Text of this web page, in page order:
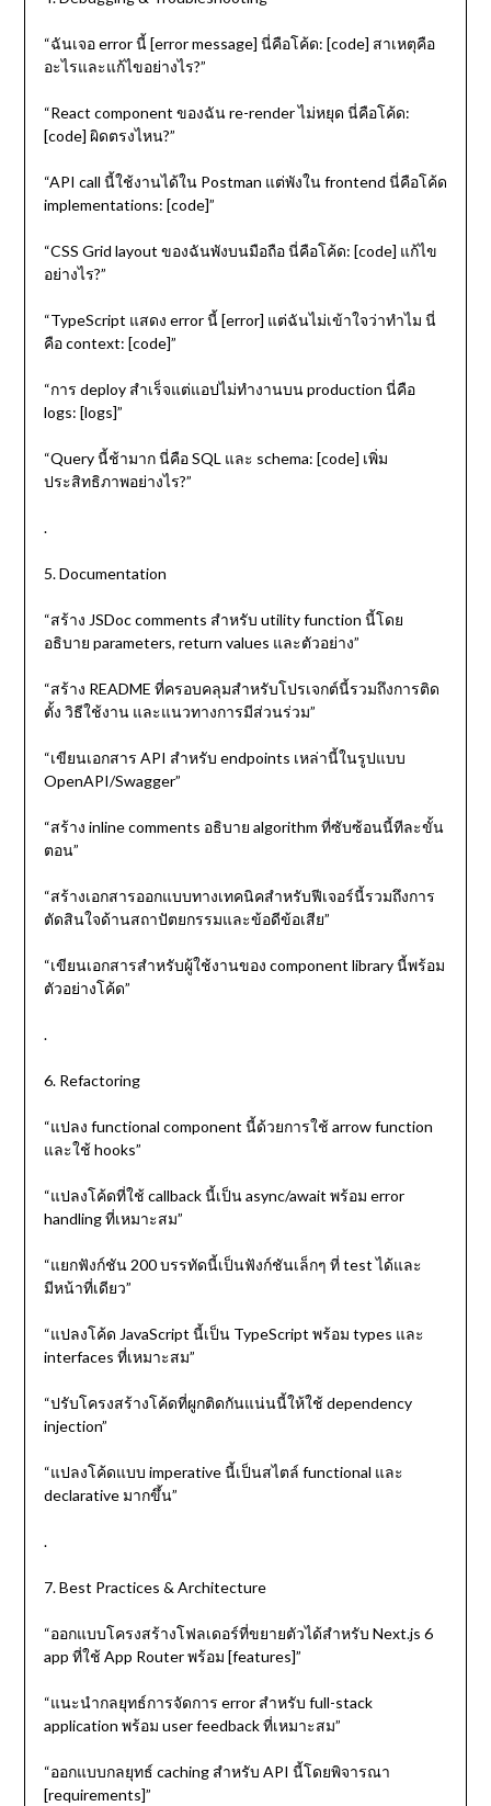
“ฉันเจอ error นี้ [error message] นี่คือโค้ด: [code] สาเหตุคือ
อะไรและแก้ไขอย่างไร?”
“React component ของฉัน re-render ไม่หยุด นี่คือโค้ด:
[code] ผิดตรงไหน?”
“API call นี้ใช้งานได้ใน Postman แต่พังใน frontend นี่คือโค้ด
implementations: [code]”
“CSS Grid layout ของฉันพังบนมือถือ นี่คือโค้ด: [code] แก้ไข
อย่างไร?”
“TypeScript แสดง error นี้ [error] แต่ฉันไม่เข้าใจว่าทำไม นี่
คือ context: [code]”
“การ deploy สำเร็จแต่แอปไม่ทำงานบน production นี่คือ
logs: [logs]”
“Query นี้ช้ามาก นี่คือ SQL และ schema: [code] เพิ่ม
ประสิทธิภาพอย่างไร?”
.
5. Documentation
“สร้าง JSDoc comments สำหรับ utility function นี้โดย
อธิบาย parameters, return values และตัวอย่าง”
“สร้าง README ที่ครอบคลุมสำหรับโปรเจกต์นี้รวมถึงการติด
ตั้ง วิธีใช้งาน และแนวทางการมีส่วนร่วม”
“เขียนเอกสาร API สำหรับ endpoints เหล่านี้ในรูปแบบ
OpenAPI/Swagger”
“สร้าง inline comments อธิบาย algorithm ที่ซับซ้อนนี้ทีละขั้น
ตอน”
“สร้างเอกสารออกแบบทางเทคนิคสำหรับฟีเจอร์นี้รวมถึงการ
ตัดสินใจด้านสถาปัตยกรรมและข้อดีข้อเสีย”
“เขียนเอกสารสำหรับผู้ใช้งานของ component library นี้พร้อม
ตัวอย่างโค้ด”
.
6. Refactoring
“แปลง functional component นี้ด้วยการใช้ arrow function
และใช้ hooks”
“แปลงโค้ดที่ใช้ callback นี้เป็น async/await พร้อม error
handling ที่เหมาะสม”
“แยกฟังก์ชัน 200 บรรทัดนี้เป็นฟังก์ชันเล็กๆ ที่ test ได้และ
มีหน้าที่เดียว”
“แปลงโค้ด JavaScript นี้เป็น TypeScript พร้อม types และ
interfaces ที่เหมาะสม”
“ปรับโครงสร้างโค้ดที่ผูกติดกันแน่นนี้ให้ใช้ dependency
injection”
“แปลงโค้ดแบบ imperative นี้เป็นสไตล์ functional และ
declarative มากขึ้น”
.
7. Best Practices & Architecture
“ออกแบบโครงสร้างโฟลเดอร์ที่ขยายตัวได้สำหรับ Next.js 6
app ที่ใช้ App Router พร้อม [features]”
“แนะนำกลยุทธ์การจัดการ error สำหรับ full-stack
application พร้อม user feedback ที่เหมาะสม”
“ออกแบบกลยุทธ์ caching สำหรับ API นี้โดยพิจารณา
[requirements]”